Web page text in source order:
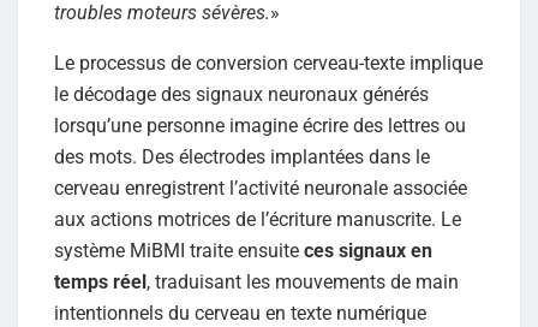
troubles moteurs sévères.»
Le processus de conversion cerveau-texte implique
le décodage des signaux neuronaux générés
lorsqu’une personne imagine écrire des lettres ou
des mots. Des électrodes implantées dans le
cerveau enregistrent l’activité neuronale associée
aux actions motrices de l’écriture manuscrite. Le
système MiBMI traite ensuite ces signaux en
temps réel , traduisant les mouvements de main
intentionnels du cerveau en texte numérique